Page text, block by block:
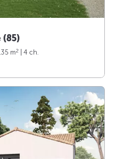
m2
| 4 ch.